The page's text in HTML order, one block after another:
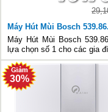
Máy Hút Mùi Bosch
Máy Hút Mùi Bosch
lựa chọn số 1 cho các gia
30%